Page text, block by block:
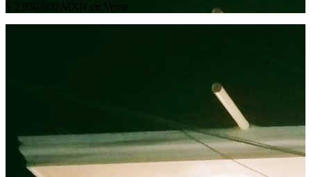
$ 2,950,000 MXN en Venta